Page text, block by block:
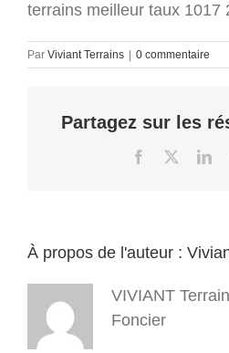
terrains meilleur taux 1017
Par Viviant Terrains 0 commentaire
Partagez sur les
Facebook
À propos de l'auteur :
VIVIANT
Foncier